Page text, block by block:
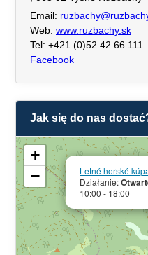
Email:
Web: www.ruzbachy.sk
Tel: +421 (0)52 42 66 111
Facebook
Jak się do nas
Letné horské
Działanie:
10:00 - 18:00
+
−